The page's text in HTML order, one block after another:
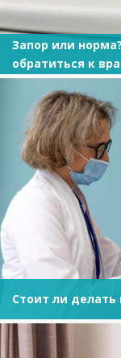
Запор или
обратиться к
Стоит ли делать